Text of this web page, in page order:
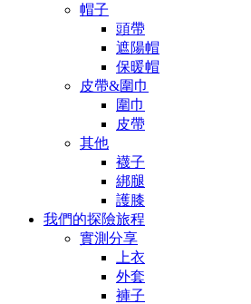
帽子
頭帶
遮陽帽
保暖帽
皮帶&圍巾
圍巾
皮帶
其他
襪子
綁腿
護膝
我們的探險旅程
實測分享
上衣
外套
褲子